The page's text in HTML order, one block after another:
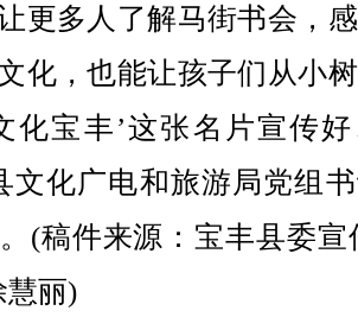
更多人了解马街书会，
化，也能让孩子们从小
化宝丰’这张名片宣传
文化广电和旅游局党组
(稿件来源：宝丰县委宣
慧丽)